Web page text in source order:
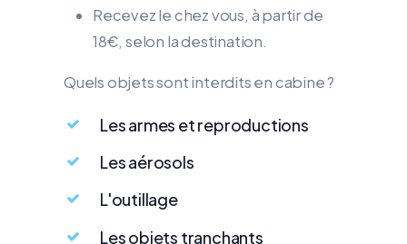
Recevez le chez vous, à partir de
18€, selon la destination.
Quels objets sont interdits en cabine ?
Les armes et reproductions
Les aérosols
L'outillage
Les objets tranchants